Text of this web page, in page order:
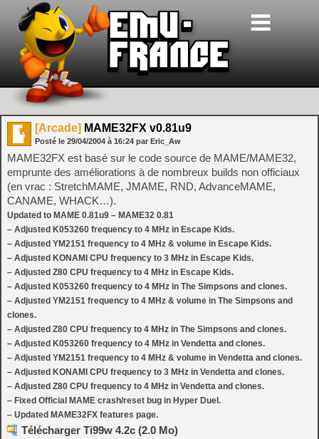
[Arcade] MAME32FX v0.81u9
Posté le 29/04/2004 à 16:24 par Eric_Aw
MAME32FX est basé sur le code source de MAME/MAME32,
emprunte des améliorations à de nombreux builds non officiaux
(en vrac : StretchMAME, JMAME, RND, AdvanceMAME,
CANAME, WHACK…).
Updated to MAME 0.81u9 – MAME32 0.81
– Adjusted K053260 frequency to 4 MHz in Escape Kids.
– Adjusted YM2151 frequency to 4 MHz & volume in Escape Kids.
– Adjusted KONAMI CPU frequency to 3 MHz in Escape Kids.
– Adjusted Z80 CPU frequency to 4 MHz in Escape Kids.
– Adjusted K053260 frequency to 4 MHz in The Simpsons and clones.
– Adjusted YM2151 frequency to 4 MHz & volume in The Simpsons and
clones.
– Adjusted Z80 CPU frequency to 4 MHz in The Simpsons and clones.
– Adjusted K053260 frequency to 4 MHz in Vendetta and clones.
– Adjusted YM2151 frequency to 4 MHz & volume in Vendetta and clones.
– Adjusted KONAMI CPU frequency to 3 MHz in Vendetta and clones.
– Adjusted Z80 CPU frequency to 4 MHz in Vendetta and clones.
– Fixed Official MAME crash/reset bug in Hyper Duel.
– Updated MAME32FX features page.
Télécharger Ti99w 4.2c (2.0 Mo)